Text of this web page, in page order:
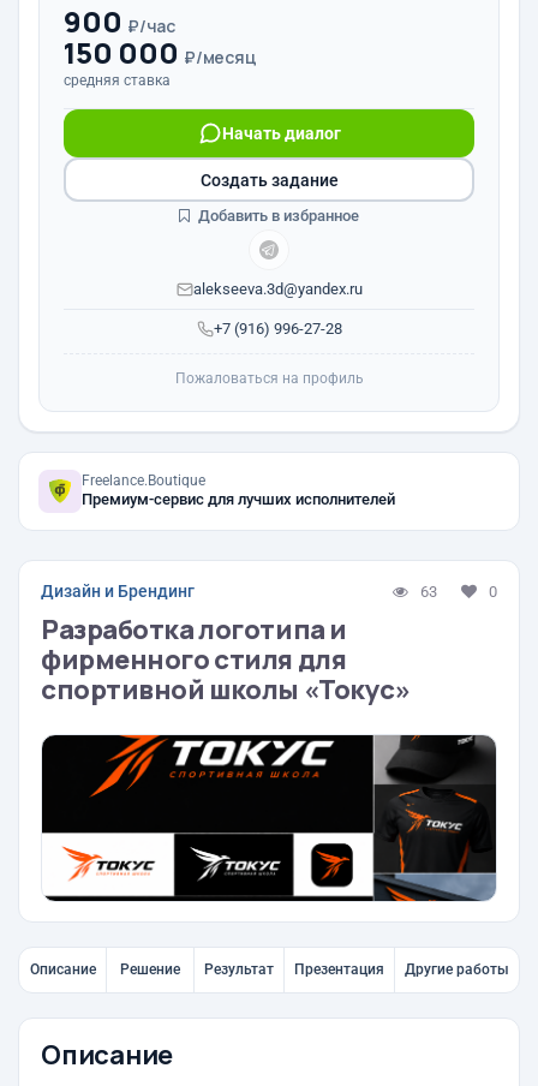
900 ₽/час
150 000 ₽/месяц
средняя ставка
+7 (916) 996-27-28
Начать диалог
alekseeva.3d@yandex.ru
Создать задание
Добавить в избранное
Пожаловаться на профиль
Freelance.Boutique
Премиум-сервис для лучших исполнителей
Дизайн и Брендинг 63 0
Разработка логотипа и
фирменного стиля для
спортивной школы «Токус»
Описание Решение Результат Презентация Другие работы
Описание